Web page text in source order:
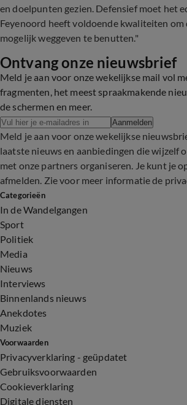
en doelpunten gezien. Defensief moet het
Feyenoord heeft voldoende kwaliteiten om
mogelijk weggeven te benutten."
Ontvang onze nieuwsbrief
Meld je aan voor onze wekelijkse mail vol
fragmenten, het meest spraakmakende
de schermen en meer.
Aanmelden
Meld je aan voor onze wekelijkse
laatste nieuws en aanbiedingen die wijzelf
met onze partners organiseren. Je kunt je
afmelden. Zie voor meer informatie de
Categorieën
In de Wandelgangen
Sport
Politiek
Media
Nieuws
Interviews
Binnenlands nieuws
Anekdotes
Muziek
Voorwaarden
Privacyverklaring - geüpdatet
Gebruiksvoorwaarden
Cookieverklaring
Digitale diensten